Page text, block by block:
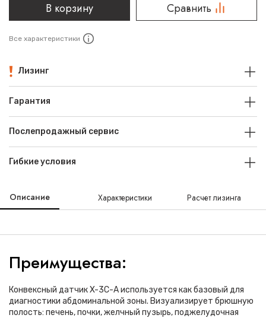
В корзину
Сравнить
Все характеристики
Лизинг
Гарантия
Послепродажный сервис
Гибкие условия
Описание Характеристики Расчет лизинга
Преимущества:
Конвексный датчик X-3C-A используется как базовый для
диагностики абдоминальной зоны. Визуализирует брюшную
полость: печень, почки, желчный пузырь, поджелудочная